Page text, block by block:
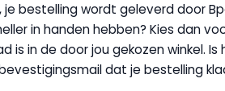
bestelling wordt geleverd door
in handen hebben? Kies dan
is in de door jou gekozen winkel.
dat je bestelling